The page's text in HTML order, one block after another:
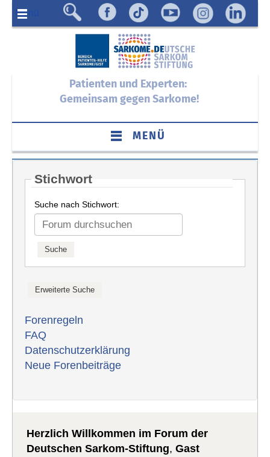
Menü
Patienten und Experten:
Gemeinsam gegen Sarkome!
MENÜ
Stichwort
Suche nach Stichwort:
Forenregeln
FAQ
Datenschutzerklärung
Neue Forenbeiträge
Herzlich Willkommen im Forum der
Deutschen Sarkom-Stiftung,Gast